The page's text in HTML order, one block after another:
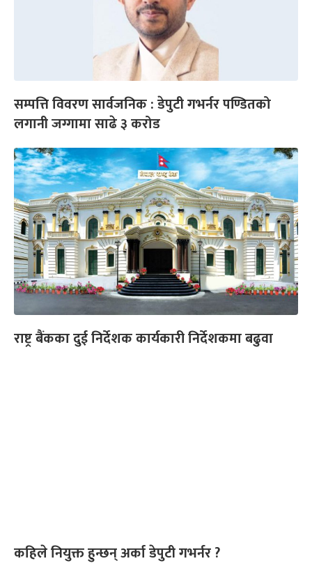
सम्पत्ति विवरण सार्वजनिक : डेपुटी गभर्नर पण्डितको
लगानी जग्गामा साढे ३ करोड
राष्ट्र बैंकका दुई निर्देशक कार्यकारी निर्देशकमा बढुवा
कहिले नियुक्त हुन्छन् अर्का डेपुटी गभर्नर ?